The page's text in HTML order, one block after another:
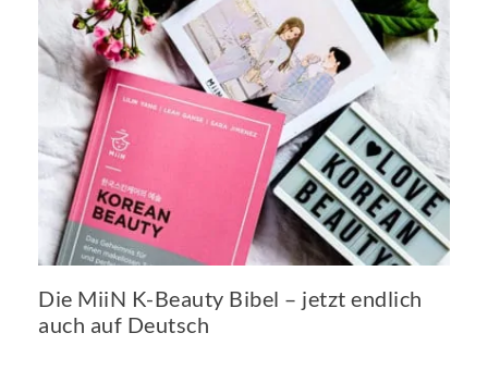
Die MiiN K-Beauty Bibel – jetzt endlich
auch auf Deutsch